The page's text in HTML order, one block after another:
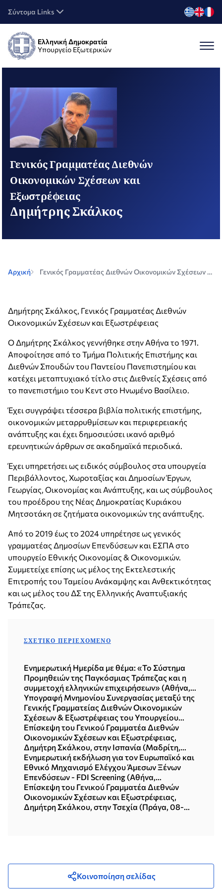
Σύντομα Links
Ελληνική Δημοκρατία
Υπουργείο Εξωτερικών
Γενικός Γραμματέας Διεθνών
Οικονομικών Σχέσεων και
Εξωστρέφειας
Δημήτρης Σκάλκος
Αρχική Γενικός Γραμματέας Διεθνών Οικονομικών Σχέσεων και Εξωστρέφειας
Δημήτρης Σκάλκος, Γενικός Γραμματέας Διεθνών
Οικονομικών Σχέσεων και Εξωστρέφειας
Ο Δημήτρης Σκάλκος γεννήθηκε στην Αθήνα το 1971.
Αποφοίτησε από το Τμήμα Πολιτικής Επιστήμης και
Διεθνών Σπουδών του Παντείου Πανεπιστημίου και
κατέχει μεταπτυχιακό τίτλο στις Διεθνείς Σχέσεις από
το πανεπιστήμιο του Κεντ στο Ηνωμένο Βασίλειο.
Έχει συγγράψει τέσσερα βιβλία πολιτικής επιστήμης,
οικονομικών μεταρρυθμίσεων και περιφερειακής
ανάπτυξης και έχει δημοσιεύσει ικανό αριθμό
ερευνητικών άρθρων σε ακαδημαϊκά περιοδικά.
Έχει υπηρετήσει ως ειδικός σύμβουλος στα υπουργεία
Περιβάλλοντος, Χωροταξίας και Δημοσίων Έργων,
Γεωργίας, Οικονομίας και Ανάπτυξης, και ως σύμβουλος
του προέδρου της Νέας Δημοκρατίας Κυριάκου
Μητσοτάκη σε ζητήματα οικονομικών της ανάπτυξης.
Από το 2019 έως το 2024 υπηρέτησε ως γενικός
γραμματέας Δημοσίων Επενδύσεων και ΕΣΠΑ στο
υπουργείο Εθνικής Οικονομίας & Οικονομικών.
Συμμετείχε επίσης ως μέλος της Εκτελεστικής
Επιτροπής του Ταμείου Ανάκαμψης και Ανθεκτικότητας
και ως μέλος του ΔΣ της Ελληνικής Αναπτυξιακής
Τράπεζας.
ΣΧΕΤΙΚΌ ΠΕΡΙΕΧΌΜΕΝΟ
Ενημερωτική Ημερίδα με θέμα: «Το Σύστημα
Προμηθειών της Παγκόσμιας Τράπεζας και η
συμμετοχή ελληνικών επιχειρήσεων» (Αθήνα,
15.07.2026)
Υπογραφή Mνημονίου Συνεργασίας μεταξύ της
Γενικής Γραμματείας Διεθνών Οικονομικών
Σχέσεων & Εξωστρέφειας του Υπουργείου
Εξωτερικών και της Περιφέρειας Δυτικής
Μακεδονίας (Κοζάνη, 16.07.2026)
Επίσκεψη του Γενικού Γραμματέα Διεθνών
Οικονομικών Σχέσεων και Εξωστρέφειας,
Δημήτρη Σκάλκου, στην Ισπανία (Μαδρίτη,
01.07.2026)
Ενημερωτική εκδήλωση για τον Ευρωπαϊκό και
Εθνικό Μηχανισμό Ελέγχου Άμεσων Ξένων
Επενδύσεων - FDI Screening (Αθήνα,
12.06.2026)
Επίσκεψη του Γενικού Γραμματέα Διεθνών
Οικονομικών Σχέσεων και Εξωστρέφειας,
Δημήτρη Σκάλκου, στην Τσεχία (Πράγα, 08-
Κοινοποίηση σελίδας